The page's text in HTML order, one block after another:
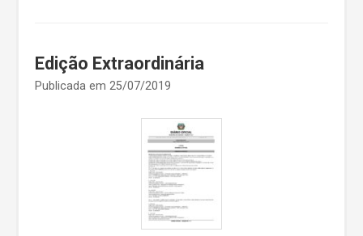
Edição Extraordinária
Publicada em 25/07/2019